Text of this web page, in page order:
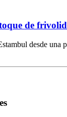
de
desde una